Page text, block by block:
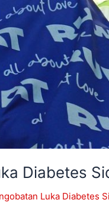
Diabetes
Luka Diabetes